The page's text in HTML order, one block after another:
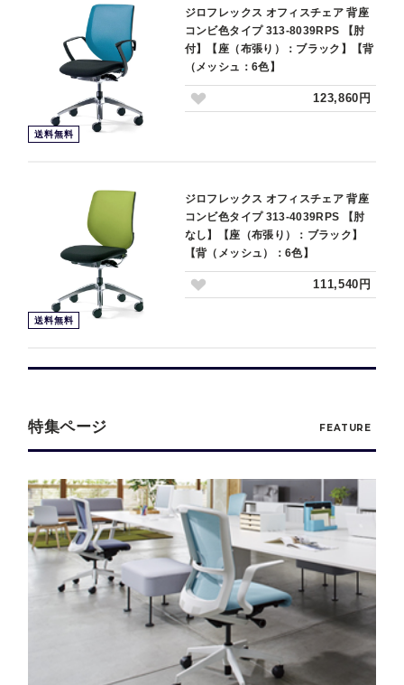
送料無料
ジロフレックス オフィスチェア 背座
コンビ色タイプ 313-8039RPS 【肘
付】【座（布張り）：ブラック】【背
（メッシュ：6色】
123,860円
送料無料
ジロフレックス オフィスチェア 背座
コンビ色タイプ 313-4039RPS 【肘
なし】【座（布張り）：ブラック】
【背（メッシュ）：6色】
111,540円
特集ページ FEATURE